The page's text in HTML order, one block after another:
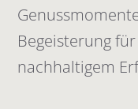
Begeisterung
nachhaltigem